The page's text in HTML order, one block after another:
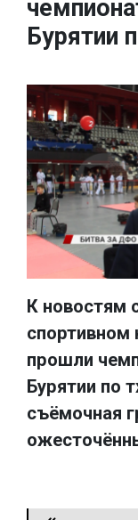
Бурятии
К новостям
спортивном
прошли
Бурятии по
съёмочная